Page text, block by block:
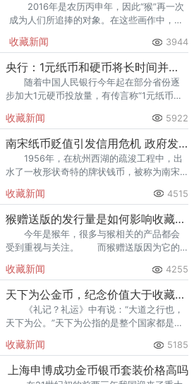
2016年是农历丙申年，因此“猴”再一次
成为人们所追捧的对象。在这些画作中，金
体态安祥、献瑞猴憨态可掬。
收藏新闻 3944
央行：1元纸币和硬币将长时间并存流通
随着中国人民银行今年起在部分省份逐
步加大1元硬币投放量，有传言称“1元纸币将
确回应，1元纸币和硬币会在相
收藏新闻 5922
南宋纸币贬值引发信用危机 政府发行代用币
1956年，在杭州西湖的疏浚工程中，出
水了一枚形状奇特的牌状钱币，被称为南宋
制度。
收藏新闻 4515
猴赠送版的发行量是如何影响收藏价值
今年是猴年，很多与猴相关的产品都会
受到重视与关注。 而猴赠送版因为它的
的印制，也是唤起了人们对于邮票的收藏。
收藏新闻 4255
天下为公金币，纪念价值大于收藏价值
《礼记？礼运》中有说：“大道之行也，
天下为公。”天下为公指的是整个国家都是人
放，资本主义萌芽，国家积贫积弱，终
收藏新闻 5185
上海申博成功金币银币套装价格高吗